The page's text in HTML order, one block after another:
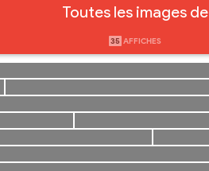
Toutes les images de
35 AFFICHES